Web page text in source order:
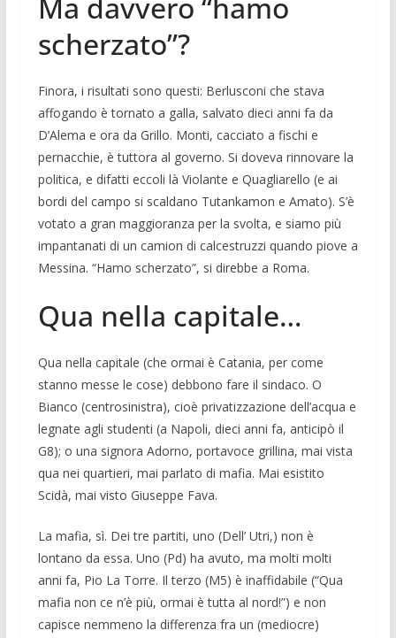
scherzato”?
Finora, i risultati sono questi: Berlusconi che stava
affogando è tornato a galla, sal­vato dieci anni fa da
D’Alema e ora da Grillo. Monti, cacciato a fischi e
pernac­chie, è tuttora al governo. Si doveva rinno­vare la
politica, e difatti eccoli là Violante e Quagliarello (e ai
bordi del campo si scaldano Tutankamon e Amato). S’è
votato a gran maggioranza per la svol­ta, e siamo più
impantanati di un camion di calce­struzzi quando piove a
Messina. “Hamo scherzato”, si direbbe a Roma.
Qua nella capitale…
Qua nella capitale (che ormai è Catania, per come
stanno messe le cose) debbono fare il sindaco. O
Bianco (centrosinistra), cioè privatizzazio­ne dell’acqua e
legnate agli studenti (a Napo­li, dieci anni fa, anti­cipò il
G8); o una signora Adorno, porta­voce gril­lina, mai vista
qua nei quartieri, mai parla­to di mafia. Mai esistito
Scidà, mai visto Giuseppe Fava.
La mafia, sì. Dei tre partiti, uno (Dell’ Utri,) non è
lontano da essa. Uno (Pd) ha avuto, ma molti molti
anni fa, Pio La Tor­re. Il terzo (M5) è inaffidabile (“Qua
ma­fia non ce n’è più, ormai è tutta al nord!”) e non
capisce nemmeno la differenza fra un (me­diocre)